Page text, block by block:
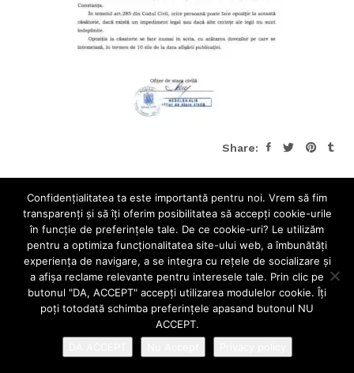
Share:
Confidenţialitatea ta este importantă pentru noi. Vrem să fim
transparenţi și să îţi oferim posibilitatea să accepţi cookie-urile
în funcţie de preferinţele tale. De ce cookie-uri? Le utilizăm
pentru a optimiza funcţionalitatea site-ului web, a îmbunătăţi
experienţa de navigare, a se integra cu reţele de socializare şi
a afişa reclame relevante pentru interesele tale. Prin clic pe
butonul "DA, ACCEPT" accepţi utilizarea modulelor cookie. Îţi
poţi totodată schimba preferinţele apasand butonul NU
ACCEPT.